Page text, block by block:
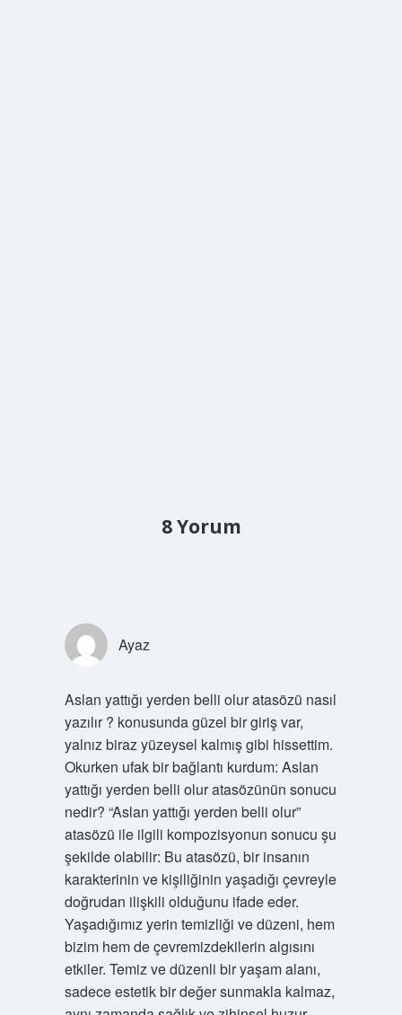
8 Yorum
Ayaz
Aslan yattığı yerden belli olur atasözü nasıl
yazılır ? konusunda güzel bir giriş var,
yalnız biraz yüzeysel kalmış gibi hissettim.
Okurken ufak bir bağlantı kurdum: Aslan
yattığı yerden belli olur atasözünün sonucu
nedir? “Aslan yattığı yerden belli olur”
atasözü ile ilgili kompozisyonun sonucu şu
şekilde olabilir: Bu atasözü, bir insanın
karakterinin ve kişiliğinin yaşadığı çevreyle
doğrudan ilişkili olduğunu ifade eder.
Yaşadığımız yerin temizliği ve düzeni, hem
bizim hem de çevremizdekilerin algısını
etkiler. Temiz ve düzenli bir yaşam alanı,
sadece estetik bir değer sunmakla kalmaz,